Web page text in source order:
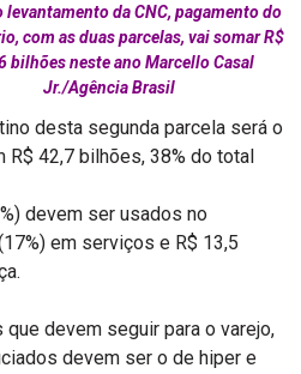
levantamento da CNC, pagamento do
com as duas parcelas, vai somar R$
bilhões neste ano Marcello Casal
Jr./Agência Brasil
desta segunda parcela será o
R$ 42,7 bilhões, 38% do total
devem ser usados no
em serviços e R$ 13,5
devem seguir para o varejo,
devem ser o de hiper e